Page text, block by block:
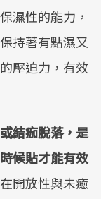
濕性的能力，
持著有點濕又
壓迫力，有效
結痂脫落，是
候貼才能有效
開放性與未癒